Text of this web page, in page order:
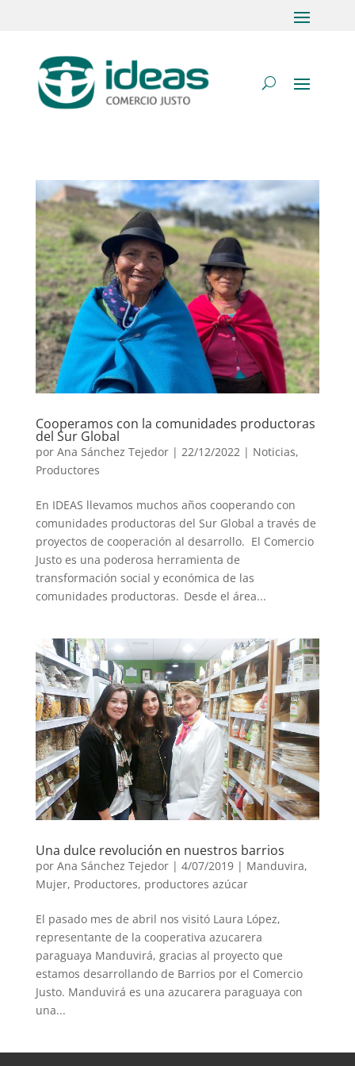
Cooperamos con la comunidades productoras
del Sur Global
por Ana Sánchez Tejedor| 22/12/2022 | Noticias,
Productores
En IDEAS llevamos muchos años cooperando con
comunidades productoras del Sur Global a través de
proyectos de cooperación al desarrollo. El Comercio
Justo es una poderosa herramienta de
transformación social y económica de las
comunidades productoras. Desde el área...
Una dulce revolución en nuestros barrios
por Ana Sánchez Tejedor| 4/07/2019 | Manduvira,
Mujer, Productores, productores azúcar
El pasado mes de abril nos visitó Laura López,
representante de la cooperativa azucarera
paraguaya Manduvirá, gracias al proyecto que
estamos desarrollando de Barrios por el Comercio
Justo. Manduvirá es una azucarera paraguaya con
una...